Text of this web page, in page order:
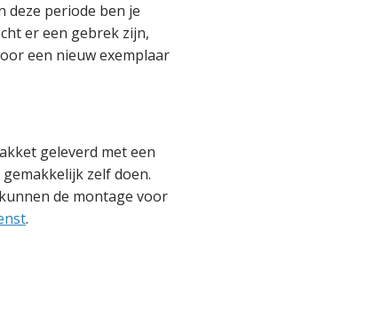
deze periode ben je
er een gebrek zijn,
een nieuw exemplaar
geleverd met een
zelf doen.
de montage voor
.